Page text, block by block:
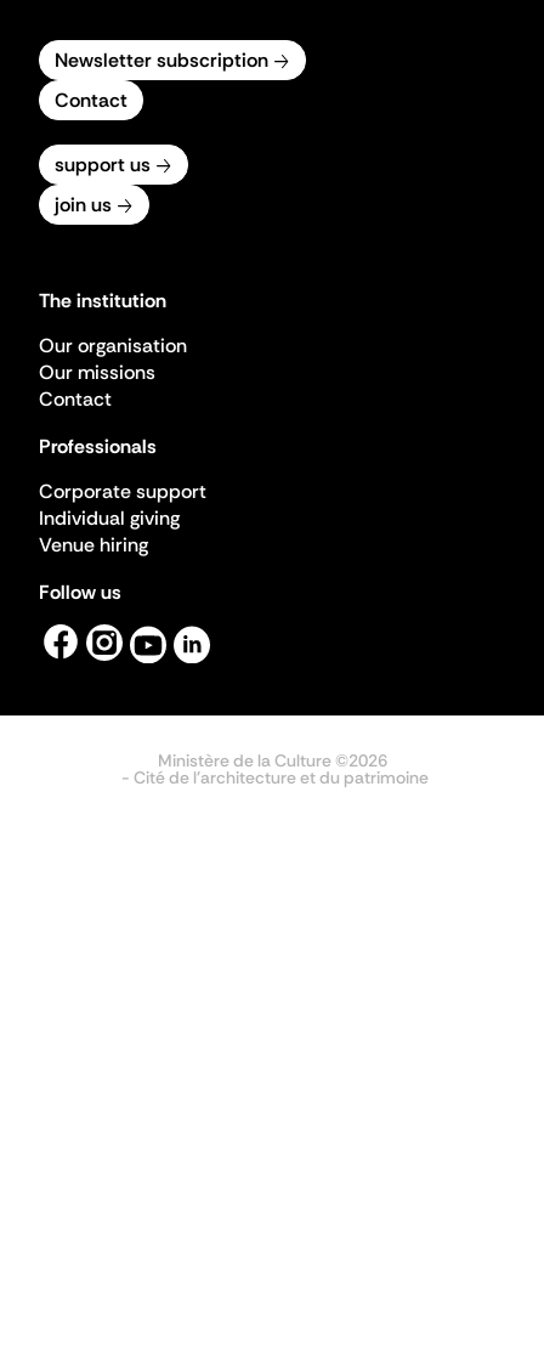
Newsletter subscription
Contact
support us
join us
The institution
Our organisation
Our missions
Contact
Professionals
Corporate support
Individual giving
Venue hiring
Follow us
Ministère de la Culture ©2026
- Cité de l'architecture et du patrimoine